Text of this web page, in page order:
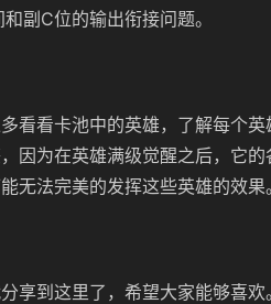
副C位的输出衔接问题。
看看卡池中的英雄，了解每个
因为在英雄满级觉醒之后，它的
无法完美的发挥这些英雄的效果。
享到这里了，希望大家能够喜欢。